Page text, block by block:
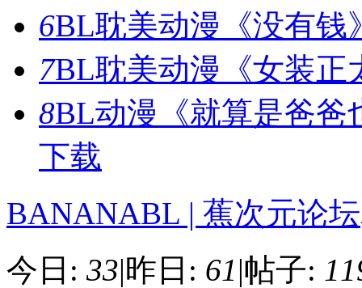
6BL耽美动漫《没有钱
7BL耽美动漫《女装正
8BL动漫《就算是爸爸
下载
BANANABL | 蕉次元论坛
今日: 33|昨日: 61|帖子: